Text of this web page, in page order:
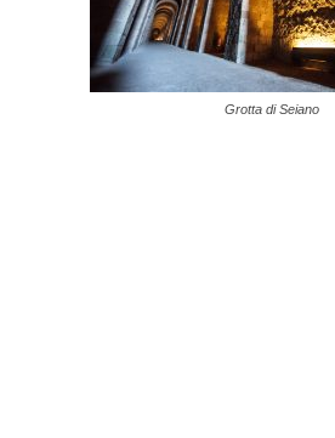
Grotta di Seiano